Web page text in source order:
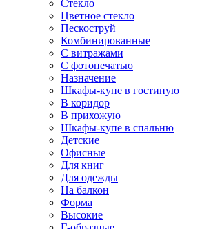
Стекло
Цветное стекло
Пескоструй
Комбинированные
С витражами
С фотопечатью
Назначение
Шкафы-купе в гостиную
В коридор
В прихожую
Шкафы-купе в спальню
Детские
Офисные
Для книг
Для одежды
На балкон
Форма
Высокие